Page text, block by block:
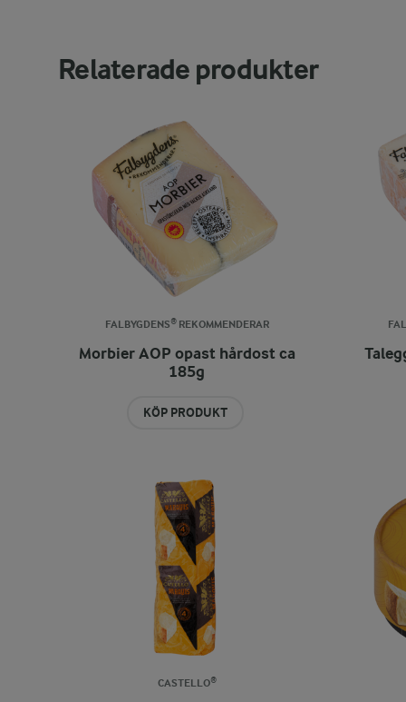
Relaterade produkter
FALBYGDENS® REKOMMENDERAR
Morbier AOP opast hårdost ca
185g
KÖP PRODUKT
CASTELLO®